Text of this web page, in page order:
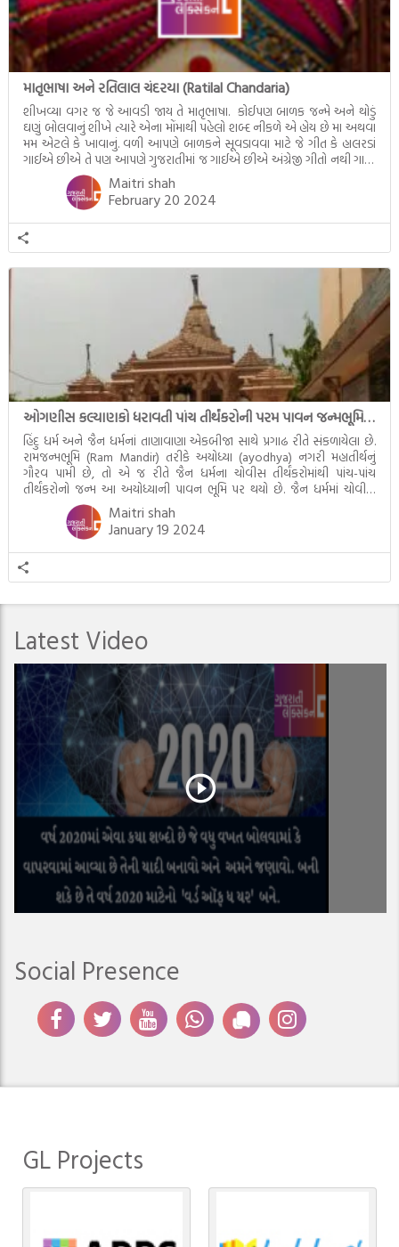
માતૃભાષા અને રતિલાલ ચંદરયા (Ratilal Chandaria)
શીખવ્યા વગર જ જે આવડી જાય તે માતૃભાષા. કોઈપણ બાળક જન્મે અને થોડું
ઘણું બોલવાનું શીખે ત્યારે એના મોંમાથી પહેલો શબ્દ નીકળે એ હોય છે મા અથવા
મમ એટલે કે ખાવાનું. વળી આપણે બાળકને સૂવડાવવા માટે જે ગીત કે હાલરડાં
ગાઈએ છીએ તે પણ આપણે ગુજરાતીમાં જ ગાઈએ છીએ અંગ્રેજી ગીતો નથી ગાતા.
આમ બાળકને […]
Maitri shah
February 20 2024
ઓગણીસ કલ્યાણકો ધરાવતી પાંચ તીર્થંકરોની પરમ પાવન જન્મભૂમિ – અયોધ્યા (Ayodhya)
હિંદુ ધર્મ અને જૈન ધર્મનાં તાણાવાણા એકબીજા સાથે પ્રગાઢ રીતે સંકળાયેલા છે.
રામજન્મભૂમિ (Ram Mandir) તરીકે અયોધ્યા (ayodhya) નગરી મહાતીર્થનું
ગૌરવ પામી છે, તો એ જ રીતે જૈન ધર્મના ચોવીસ તીર્થંકરોમાંથી પાંચ-પાંચ
તીર્થંકરોનો જન્મ આ અયોધ્યાની પાવન ભૂમિ પર થયો છે. જૈન ધર્મમાં ચોવીસ
તીર્થંકરોમાંથી પાંચ-પાંચ તીર્થંકરોનાં કલ્યાણકો અહીં આવ્યાં છે. દરેક તીર્થંકરના
જીવનની ચ્યવન(માતાના […]
Maitri shah
January 19 2024
Latest Video
Social Presence
GL Projects